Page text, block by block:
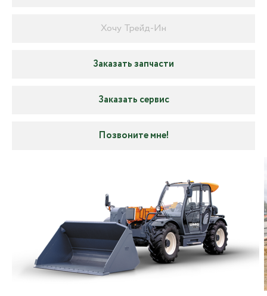
Хочу Трейд-Ин
Заказать запчасти
Заказать сервис
Позвоните мне!